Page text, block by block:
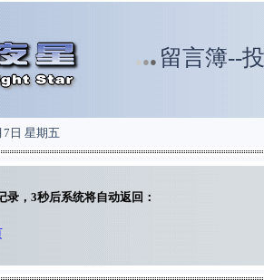
● ●● 留言簿--
7日 星期五
录，3秒后系统将自动返回：